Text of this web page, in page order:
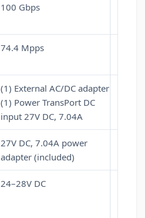
100 Gbps
74.4 Mpps
(1) External AC/DC adapter
(1) Power TransPort DC
input 27V DC, 7.04A
27V DC, 7.04A power
adapter (included)
24–28V DC